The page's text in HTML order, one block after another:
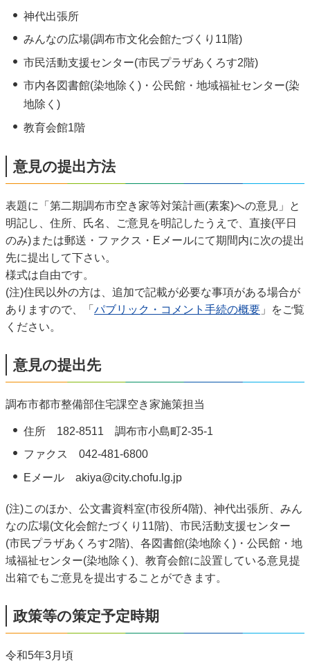
神代出張所
みんなの広場(調布市文化会館たづくり11階)
市民活動支援センター(市民プラザあくろす2階)
市内各図書館(染地除く)・公民館・地域福祉センター(染
地除く)
教育会館1階
意見の提出方法
表題に「第二期調布市空き家等対策計画(素案)への意見」と
明記し、住所、氏名、ご意見を明記したうえで、直接(平日
のみ)または郵送・ファクス・Eメールにて期間内に次の提出
先に提出して下さい。
様式は自由です。
(注)住民以外の方は、追加で記載が必要な事項がある場合が
ありますので、「 パブリック・コメント手続の概要 」をご覧
ください。
意見の提出先
調布市都市整備部住宅課空き家施策担当
住所 182-8511 調布市小島町2-35-1
ファクス 042-481-6800
Eメール akiya@city.chofu.lg.jp
(注)このほか、公文書資料室(市役所4階)、神代出張所、みん
なの広場(文化会館たづくり11階)、市民活動支援センター
(市民プラザあくろす2階)、各図書館(染地除く)・公民館・地
域福祉センター(染地除く)、教育会館に設置している意見提
出箱でもご意見を提出することができます。
政策等の策定予定時期
令和5年3月頃